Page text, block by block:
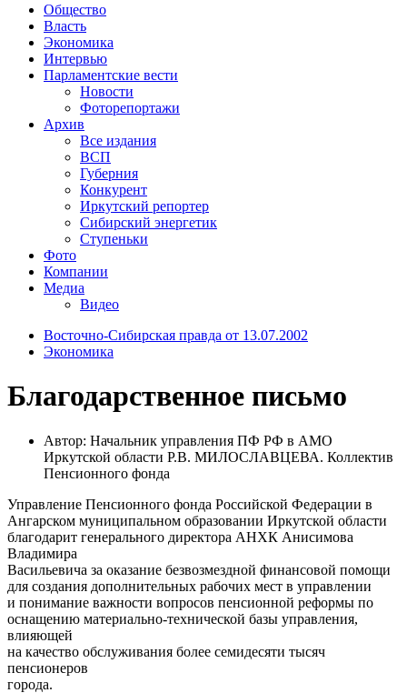
Общество
Власть
Экономика
Интервью
Парламентские вести
Новости
Фоторепортажи
Архив
Все издания
ВСП
Губерния
Конкурент
Иркутский репортер
Сибирский энергетик
Ступеньки
Фото
Компании
Медиа
Видео
Восточно-Сибирская правда от 13.07.2002
Экономика
Благодарственное письмо
Автор: Начальник управления ПФ РФ в АМО
Иркутской области Р.В. МИЛОСЛАВЦЕВА. Коллектив
Пенсионного фонда
Управление Пенсионного фонда Российской Федерации в
Ангарском муниципальном образовании Иркутской области
благодарит генерального директора АНХК Анисимова
Владимира
Васильевича за оказание безвозмездной финансовой помощи
для создания дополнительных рабочих мест в управлении
и понимание важности вопросов пенсионной реформы по
оснащению материально-технической базы управления,
влияющей
на качество обслуживания более семидесяти тысяч
пенсионеров
города.